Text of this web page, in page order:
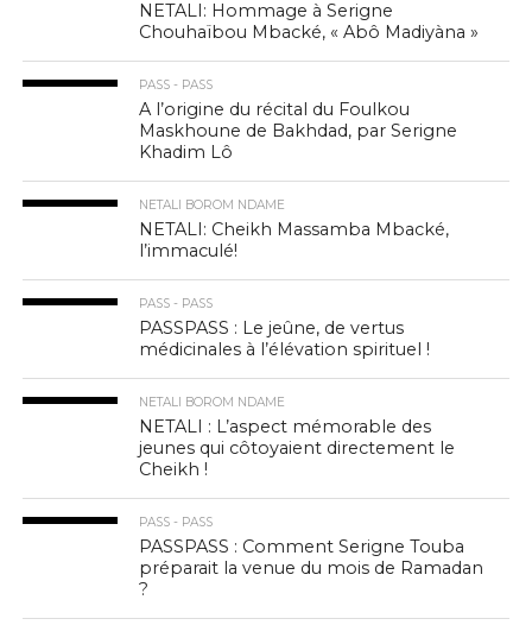
NETALI: Hommage à Serigne
Chouhaïbou Mbacké, « Abô Madiyàna »
PASS - PASS
A l’origine du récital du Foulkou
Maskhoune de Bakhdad, par Serigne
Khadim Lô
NETALI BOROM NDAME
NETALI: Cheikh Massamba Mbacké,
l’immaculé!
PASS - PASS
PASSPASS : Le jeûne, de vertus
médicinales à l’élévation spirituel !
NETALI BOROM NDAME
NETALI : L’aspect mémorable des
jeunes qui côtoyaient directement le
Cheikh !
PASS - PASS
PASSPASS : Comment Serigne Touba
préparait la venue du mois de Ramadan
?